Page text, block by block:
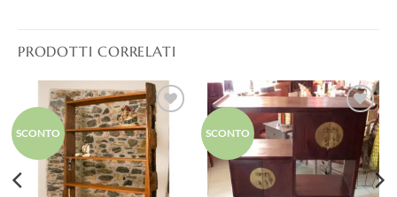
PRODOTTI CORRELATI
SCONTO
Aggiungi
alla lista
dei
desideri
SCONTO
Aggiungi
alla lista
desideri